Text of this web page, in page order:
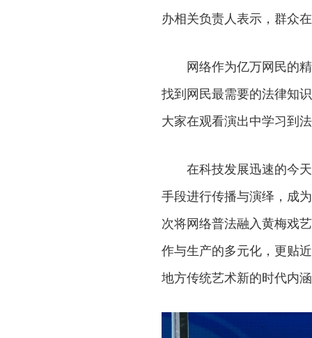
办相关负责人表示，群众
网络作为亿万网民的
找到网民最需要的法律知
大家在观看演出中学习到
在科技发展迅速的今
手段进行传播与演绎，成
次将网络普法融入黄梅戏
作与生产的多元化，更贴
地方传统艺术新的时代内